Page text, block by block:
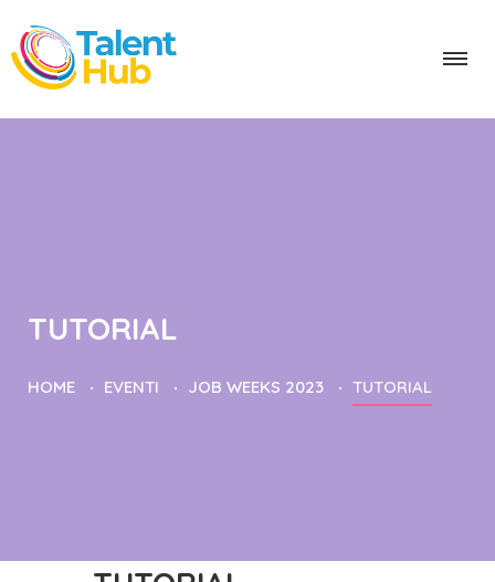
TUTORIAL
HOME EVENTI JOB WEEKS 2023 TUTORIAL